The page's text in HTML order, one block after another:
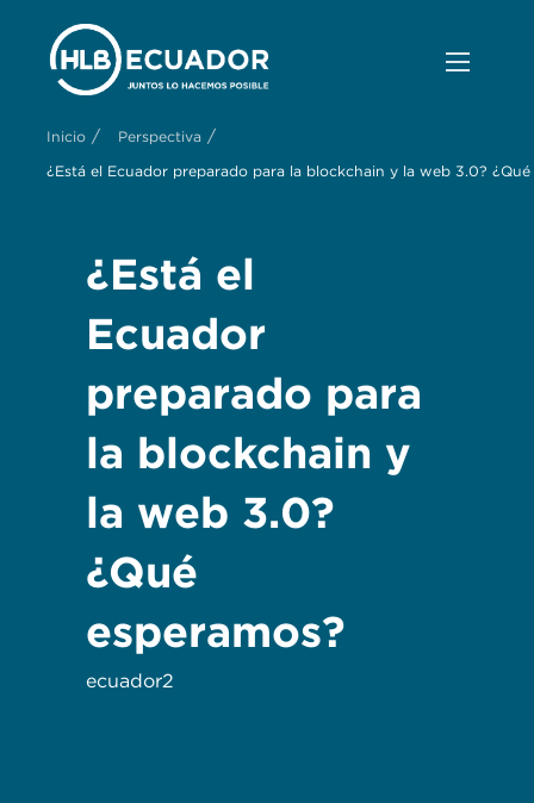
Inicio / Perspectiva /
¿Está el Ecuador preparado para la blockchain y la web 3.0? ¿Qué
¿Está el
Ecuador
preparado para
la blockchain y
la web 3.0?
¿Qué
esperamos?
ecuador2